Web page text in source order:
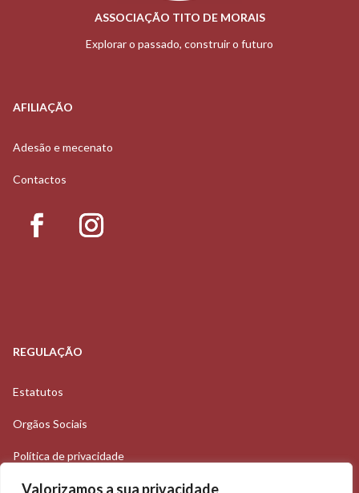
Valorizamos a sua privacidade
ASSOCIAÇÃO TITO DE MORAIS
Explorar o passado, construir o futuro
AFILIAÇÃO
Adesão e mecenato
Contactos
REGULAÇÃO
Estatutos
Orgãos Sociais
Política de privacidade